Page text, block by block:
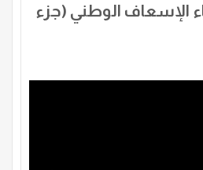
الإسعاف الوطني (جزء